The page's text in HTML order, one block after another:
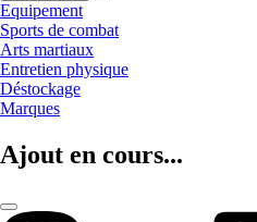
Equipement
Sports de combat
Arts martiaux
Entretien physique
Déstockage
Marques
Ajout en cours...